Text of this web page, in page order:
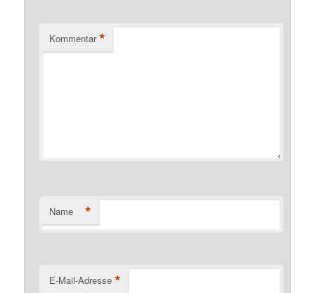
Kommentar *
Name *
E-Mail-Adresse *